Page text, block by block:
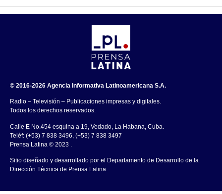
© 2016-2026 Agencia Informativa Latinoamericana S.A.
Radio – Televisión – Publicaciones impresas y digitales.
Todos los derechos reservados.
Calle E No.454 esquina a 19, Vedado, La Habana, Cuba.
Teléf: (+53) 7 838 3496, (+53) 7 838 3497
Prensa Latina © 2023 .
Sitio diseñado y desarrollado por el Departamento de Desarrollo de la
Dirección Técnica de Prensa Latina.